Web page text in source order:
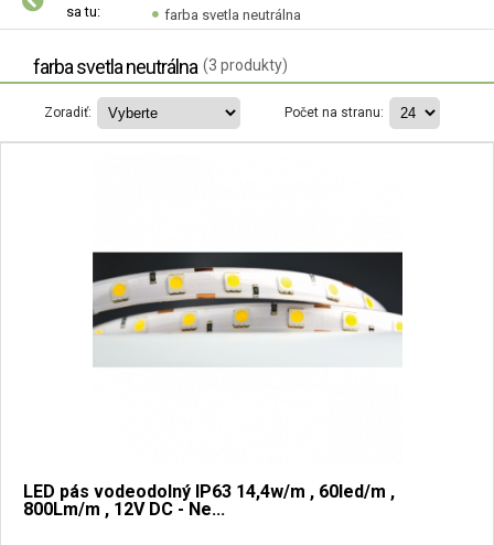
sa tu:
farba svetla neutrálna
farba svetla neutrálna (3 produkty)
Zoradiť: Počet na stranu:
LED pás vodeodolný IP63 14,4w/m , 60led/m ,
800Lm/m , 12V DC - Ne...